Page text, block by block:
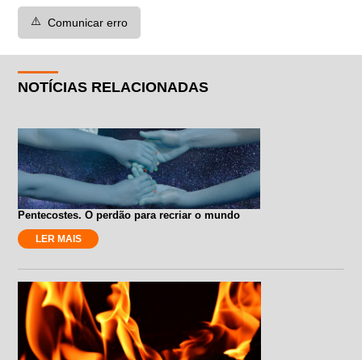
⚠️ Comunicar erro
NOTÍCIAS RELACIONADAS
Pentecostes. O perdão para recriar o mundo
LER MAIS